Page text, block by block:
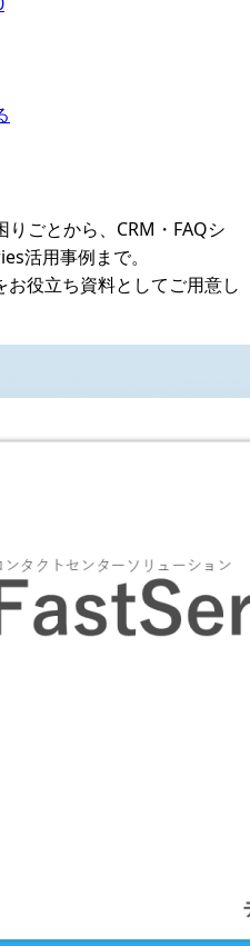
ごとから、CRM・FAQシ
活用事例まで。
役立ち資料としてご用意し